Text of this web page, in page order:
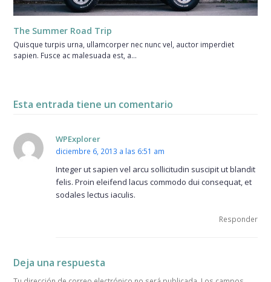
The Summer Road Trip
Quisque turpis urna, ullamcorper nec nunc vel, auctor imperdiet
sapien. Fusce ac malesuada est, a…
Esta entrada tiene un comentario
WPExplorer
diciembre 6, 2013 a las 6:51 am
Integer ut sapien vel arcu sollicitudin suscipit ut blandit
felis. Proin eleifend lacus commodo dui consequat, et
sodales lectus iaculis.
Responder
Deja una respuesta